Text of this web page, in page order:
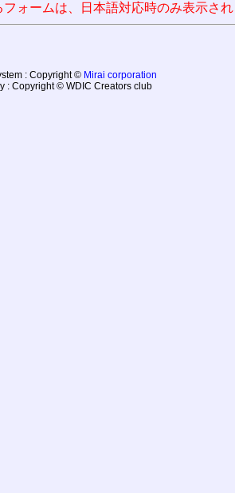
ォームは、日本語対応時のみ表示さ
: Copyright © Mirai corporation
: Copyright © WDIC Creators club